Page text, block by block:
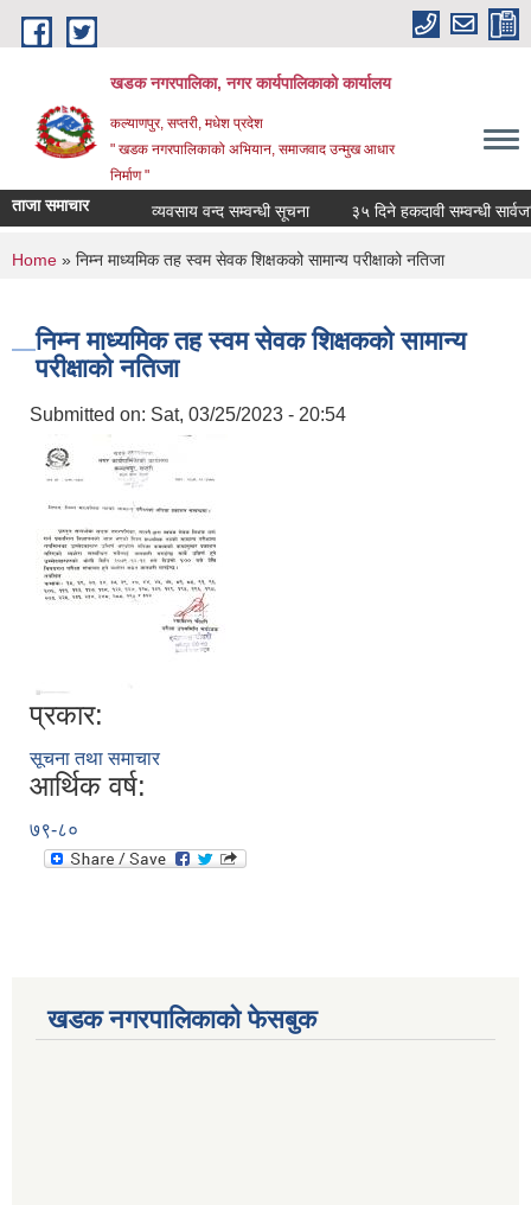
Skip to main content
खडक नगरपालिका, नगर कार्यपालिकाकाे कार्यालय
कल्याणपुर, सप्तरी, मधेश प्रदेश
" खडक नगरपालिकाको अभियान, समाजवाद उन्मुख आधार
निर्माण "
ताजा समाचार व्यवसाय वन्द सम्वन्धी सूचना ३५ दिने हकदावी सम्वन्धी
You are here
Home » निम्न माध्यमिक तह स्वम सेवक शिक्षकको सामान्य परीक्षाको नतिजा
निम्न माध्यमिक तह स्वम सेवक शिक्षकको सामान्य
परीक्षाको नतिजा
Submitted on: Sat, 03/25/2023 - 20:54
प्रकार:
सूचना तथा समाचार
आर्थिक वर्ष:
७९-८०
खडक नगरपालिकाको फेसबुक